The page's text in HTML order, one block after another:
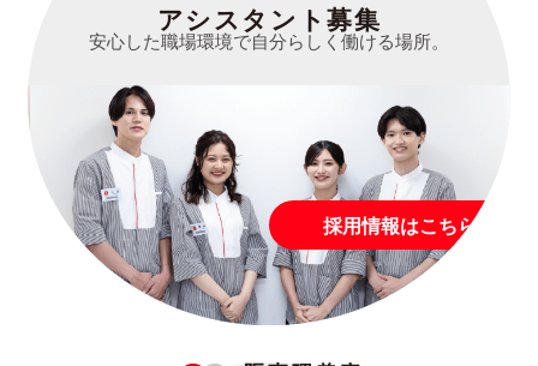
アシスタント募集
安心した職場環境で自分らしく働ける場所。
採用情報はこちら